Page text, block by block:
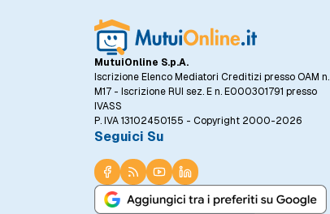
MutuiOnline S.p.A.
Iscrizione Elenco Mediatori Creditizi presso OAM n.
M17 - Iscrizione RUI sez. E n. E000301791 presso
IVASS
P. IVA 13102450155 - Copyright 2000-2026
Seguici Su